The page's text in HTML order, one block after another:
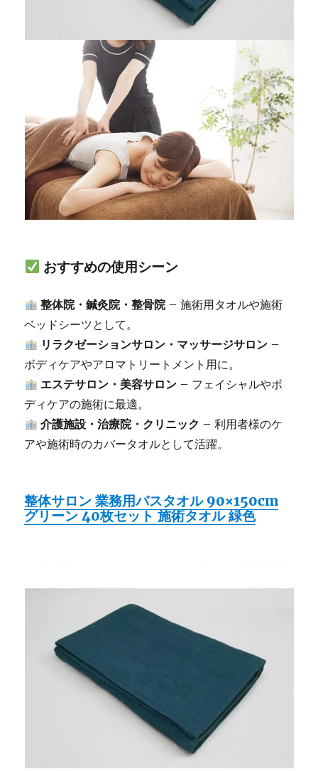
おすすめの使用シーン
整体院・鍼灸院・整骨院– 施術用タオルや施術
ベッドシーツとして。
リラクゼーションサロン・マッサージサロン–
ボディケアやアロマトリートメント用に。
エステサロン・美容サロン– フェイシャルやボ
ディケアの施術に最適。
介護施設・治療院・クリニック – 利用者様のケ
アや施術時のカバータオルとして活躍。
整体サロン 業務用バスタオル 90×150cm
グリーン 40枚セット 施術タオル 緑色